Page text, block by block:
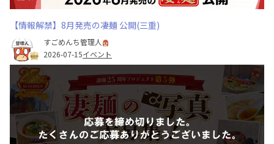
【情報解禁】8月発売の凄麺 公開(三重)
すごめんち管理人
2026-07-15イベント